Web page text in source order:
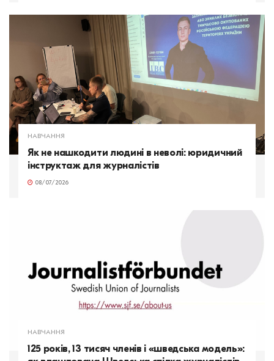
НАВЧАННЯ
Як не нашкодити людині в неволі: юридичний
інструктаж для журналістів
08/07/2026
НАВЧАННЯ
125 років, 13 тисяч членів і «шведська модель»: